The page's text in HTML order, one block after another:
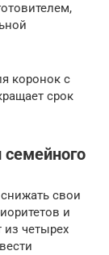
коронок с
срок
свои
и
четырех